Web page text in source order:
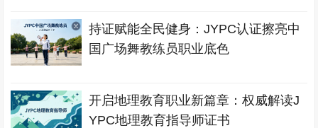
持证赋能全民健身：JYPC认证擦亮中
国广场舞教练员职业底色
开启地理教育职业新篇章：权威解读J
YPC地理教育指导师证书